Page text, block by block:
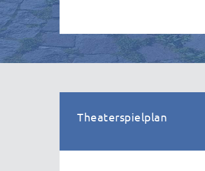
Theaterspielplan